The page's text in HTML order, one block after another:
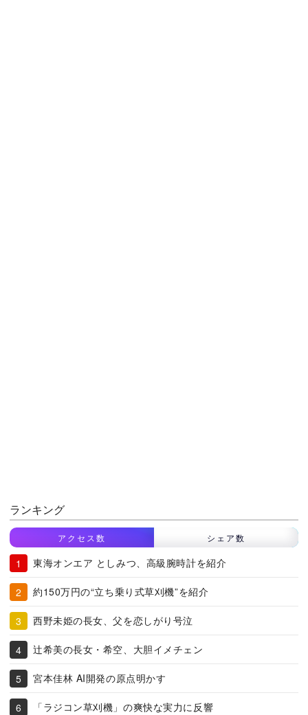
ランキング
アクセス数 シェア数
東海オンエア としみつ、高級腕時計を紹介
約150万円の“立ち乗り式草刈機”を紹介
西野未姫の長女、父を恋しがり号泣
辻希美の長女・希空、大胆イメチェン
宮本佳林 AI開発の原点明かす
「ラジコン草刈機」の爽快な実力に反響